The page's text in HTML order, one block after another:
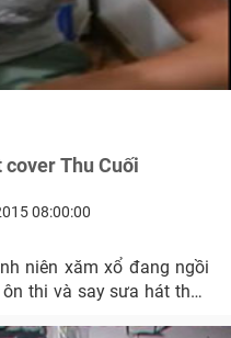
Thu Cuối
08:00:00
niên xăm xổ đang ngồi
thi và say sưa hát theo